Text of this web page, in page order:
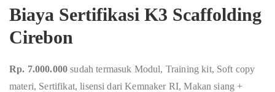
Biaya Sertifikasi K3 Scaffolding
Cirebon
Rp. 7.000.000sudah termasuk Modul, Training kit, Soft copy
materi, Sertifikat, lisensi dari Kemnaker RI, Makan siang +